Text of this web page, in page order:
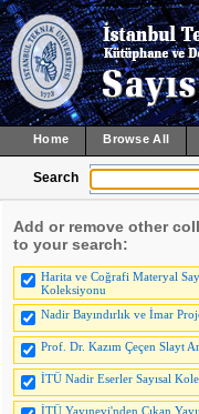
Home Browse All
Search
Add or remove other
to your search:
Harita ve Coğrafi Materyal
Koleksiyonu
Nadir Bayındırlık ve İmar
Prof. Dr. Kazım Çeçen Slayt
İTÜ Nadir Eserler Sayısal
İTÜ Yayınevi'nden Çıkan